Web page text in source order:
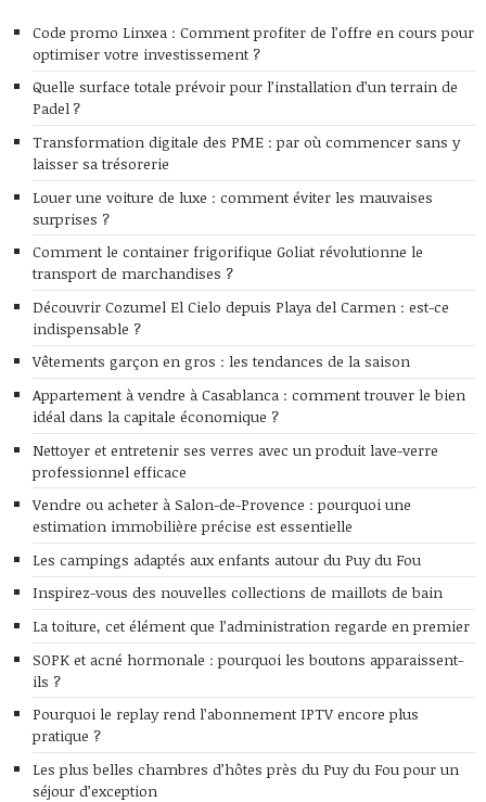
Code promo Linxea : Comment profiter de l’offre en cours pour
optimiser votre investissement ?
Quelle surface totale prévoir pour l’installation d’un terrain de
Padel ?
Transformation digitale des PME : par où commencer sans y
laisser sa trésorerie
Louer une voiture de luxe : comment éviter les mauvaises
surprises ?
Comment le container frigorifique Goliat révolutionne le
transport de marchandises ?
Découvrir Cozumel El Cielo depuis Playa del Carmen : est-ce
indispensable ?
Vêtements garçon en gros : les tendances de la saison
Appartement à vendre à Casablanca : comment trouver le bien
idéal dans la capitale économique ?
Nettoyer et entretenir ses verres avec un produit lave-verre
professionnel efficace
Vendre ou acheter à Salon-de-Provence : pourquoi une
estimation immobilière précise est essentielle
Les campings adaptés aux enfants autour du Puy du Fou
Inspirez-vous des nouvelles collections de maillots de bain
La toiture, cet élément que l’administration regarde en premier
SOPK et acné hormonale : pourquoi les boutons apparaissent-
ils ?
Pourquoi le replay rend l’abonnement IPTV encore plus
pratique ?
Les plus belles chambres d’hôtes près du Puy du Fou pour un
séjour d’exception